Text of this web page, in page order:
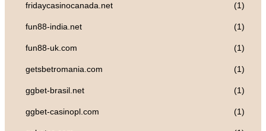
fridaycasinocanada.net (1)
fun88-india.net (1)
fun88-uk.com (1)
getsbetromania.com (1)
ggbet-brasil.net (1)
ggbet-casinopl.com (1)